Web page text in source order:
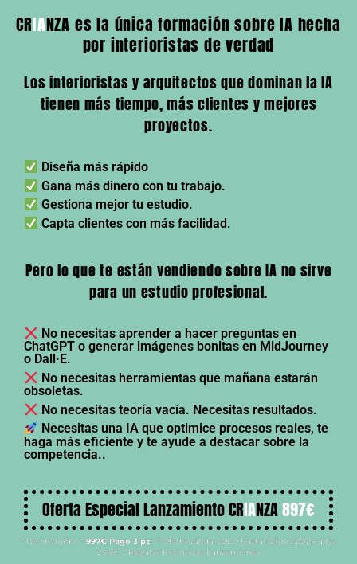
CRIANZA es la única formación sobre IA hecha
por interioristas de verdad
Los interioristas y arquitectos que dominan la IA
tienen más tiempo, más clientes y mejores
proyectos.
Diseña más rápido
Gana más dinero con tu trabajo.
Gestiona mejor tu estudio.
Capta clientes con más facilidad.
Pero lo que te están vendiendo sobre IA no sirve
para un estudio profesional.
No necesitas aprender a hacer preguntas en
ChatGPT o generar imágenes bonitas en MidJourney
o Dall·E.
No necesitas herramientas que mañana estarán
obsoletas.
No necesitas teoría vacía. Necesitas resultados.
Necesitas una IA que optimice procesos reales, te
haga más eficiente y te ayude a destacar sobre la
competencia..
Oferta Especial Lanzamiento CRIANZA897€
* IVA incluido * 997€ Pago 3 pz. * Oferta válida SOLO hasta 13/julio/2025 a las
23:59 * Regalos Exclusivos Lanzamiento